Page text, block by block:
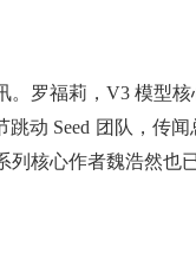
。罗福莉，V3 模
动 Seed 团队，传
核心作者魏浩然也